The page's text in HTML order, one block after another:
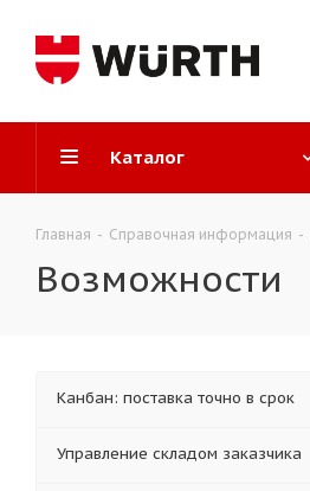
Каталог
Главная - Справочная информация -
Возможности
Канбан: поставка точно в срок
Управление складом заказчика